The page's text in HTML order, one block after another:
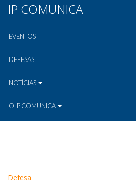
IP COMUNICA
EVENTOS
DEFESAS
NOTÍCIAS
O IP COMUNICA
Defesa